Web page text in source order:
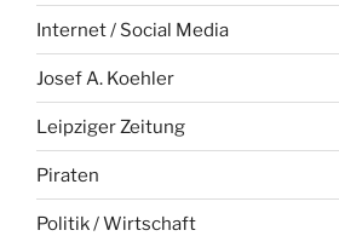
Internet / Social Media
Josef A. Koehler
Leipziger Zeitung
Piraten
Politik / Wirtschaft